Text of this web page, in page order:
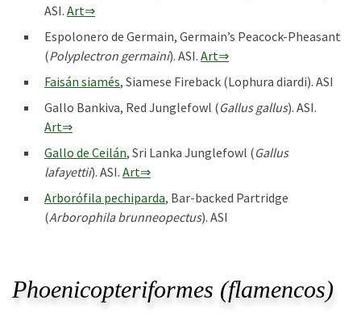
ASI. Art⇒
Espolonero de Germain, Germain’s Peacock-Pheasant
(Polyplectron germaini). ASI. Art⇒
Faisán siamés, Siamese Fireback (Lophura diardi). ASI
Gallo Bankiva, Red Junglefowl (Gallus gallus). ASI.
Art⇒
Gallo de Ceilán, Sri Lanka Junglefowl (Gallus
lafayettii). ASI. Art⇒
Arborófila pechiparda, Bar-backed Partridge
(Arborophila brunneopectus). ASI
Phoenicopteriformes (flamencos)